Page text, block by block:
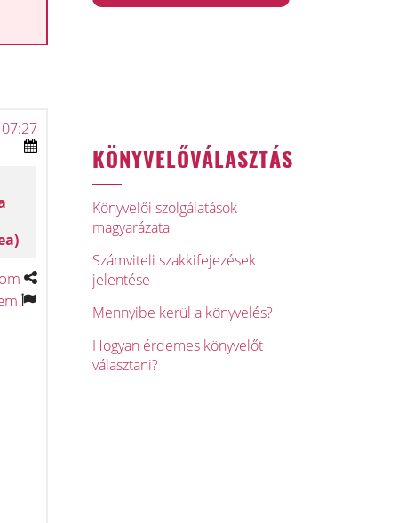
KÖNYVELŐVÁLASZTÁS
Könyvelői szolgálatások
magyarázata
Számviteli szakkifejezések
jelentése
Mennyibe kerül a könyvelés?
Hogyan érdemes könyvelőt
választani?